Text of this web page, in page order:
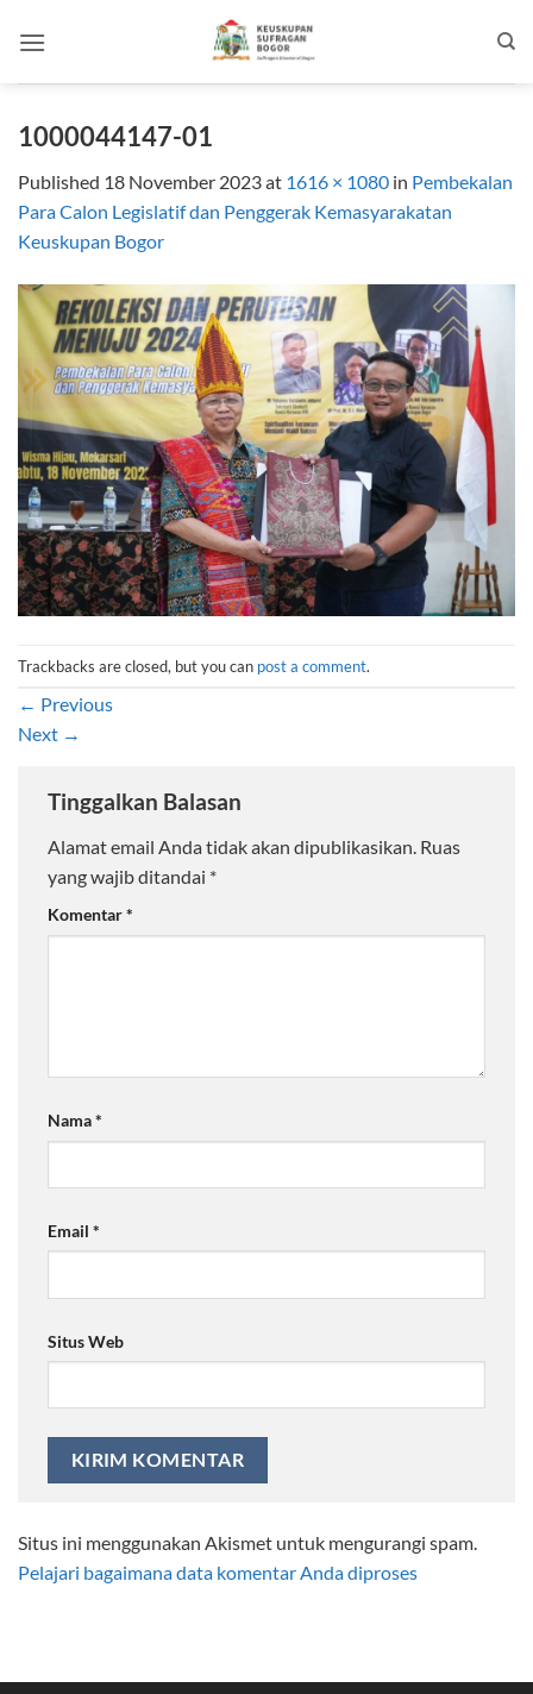
1000044147-01
Published 18 November 2023at 1616 × 1080 in Pembekalan
Para Calon Legislatif dan Penggerak Kemasyarakatan
Keuskupan Bogor
Trackbacks are closed, but you can post a comment.
← Previous
Next →
Tinggalkan Balasan
Alamat email Anda tidak akan dipublikasikan. Ruas
yang wajib ditandai *
Komentar*
Nama*
Email *
Situs Web
Situs ini menggunakan Akismet untuk mengurangi spam.
Pelajari bagaimana data komentar Anda diproses